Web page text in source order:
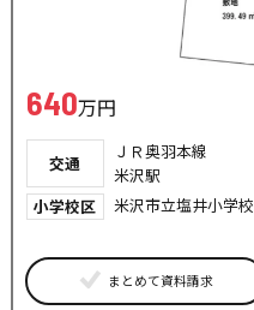
640万円
交通
ＪＲ奥羽本線
米沢駅
小学校区 米沢市立塩井小学校
まとめて資料請求